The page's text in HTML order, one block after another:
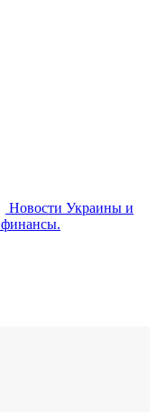
Новости Украины и